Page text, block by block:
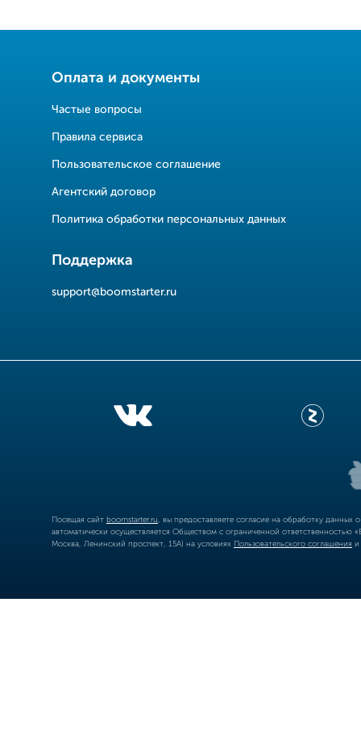
Оплата и документы
Частые вопросы
Правила сервиса
Пользовательское соглашение
Агентский договор
Политика обработки персональных данных
Поддержка
support@boomstarter.ru
Посещая сайт boomstarter.ru , вы предоставляете согласие на обработку
автоматически осуществляется Обществом с ограниченной
Москва, Ленинский проспект, 15А) на условиях Пользовательского соглашения и